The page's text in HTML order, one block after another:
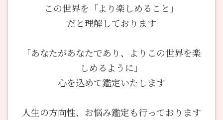
この世界を「より楽しめること」
だと理解しております
「あなたがあなたであり、よりこの世界を楽
しめるように」
心を込めて鑑定いたします
人生の方向性、お悩み鑑定も行っております